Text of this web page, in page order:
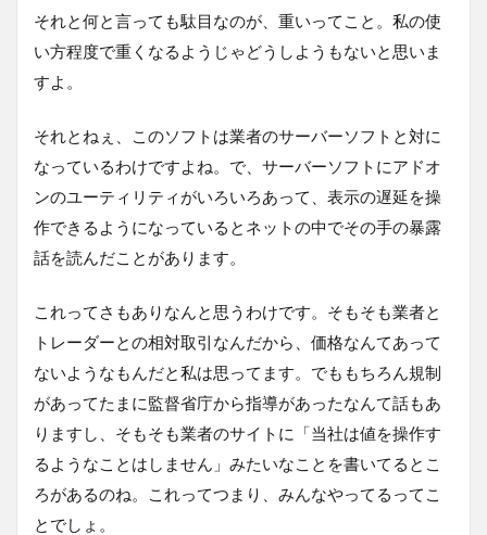
それと何と言っても駄目なのが、重いってこと。私の使
い方程度で重くなるようじゃどうしようもないと思いま
すよ。
それとねぇ、このソフトは業者のサーバーソフトと対に
なっているわけですよね。で、サーバーソフトにアドオ
ンのユーティリティがいろいろあって、表示の遅延を操
作できるようになっているとネットの中でその手の暴露
話を読んだことがあります。
これってさもありなんと思うわけです。そもそも業者と
トレーダーとの相対取引なんだから、価格なんてあって
ないようなもんだと私は思ってます。でももちろん規制
があってたまに監督省庁から指導があったなんて話もあ
りますし、そもそも業者のサイトに「当社は値を操作す
るようなことはしません」みたいなことを書いてるとこ
ろがあるのね。これってつまり、みんなやってるってこ
とでしょ。